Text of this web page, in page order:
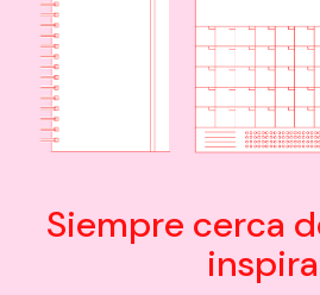
Siempre cerca